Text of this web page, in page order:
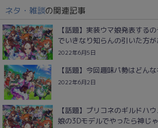
ネタ・雑談の関連記事
【話題】実装ウマ娘発表する
でいきなり知らんの引いた方
2022年6月5日
【話題】今回趣味パ勢はどん
2022年6月2日
【話題】プリコネのギルドハ
娘の3Dモデルでやったら神じ